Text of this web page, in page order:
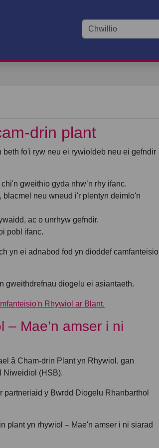
drin plant
fo'i ryw neu ei rywioldeb neu ei gefndir
gweithio gyda nhw’n rhy ifanc.
blacmel neu wneud i'r plentyn deimlo'n
ac o unrhyw gefndir.
pobl ifanc.
yn ei adnabod fod yn dioddef camfanteisio
gweithdrefnau diogelu ei asiantaeth.
Rhywiol ar Blant.
Mae’n amser i ni
â Cham-drin Plant yn Rhywiol, gan
Niweidiol (HSB).
partneriaid y Bwrdd Diogelu Rhanbarthol
plant yn rhywiol – Mae'n amser i ni siarad